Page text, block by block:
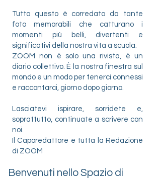
​Tutto questo è corredato da tante
foto memorabili che catturano i
momenti più belli, divertenti e
significativi della nostra vita a scuola.
​ZOOM non è solo una rivista, è un
diario collettivo. È la nostra finestra sul
mondo e un modo per tenerci connessi
e raccontarci, giorno dopo giorno.
​Lasciatevi ispirare, sorridete e,
soprattutto, continuate a scrivere con
noi.
​Il Caporedattore e tutta la Redazione
di ZOOM
Benvenuti nello Spazio di